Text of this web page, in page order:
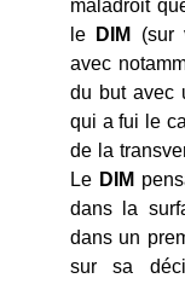
maladroit
le
DIM
(sur
avec
du but avec
qui a fui le
de la
Le DIM
dans la
dans un
sur sa